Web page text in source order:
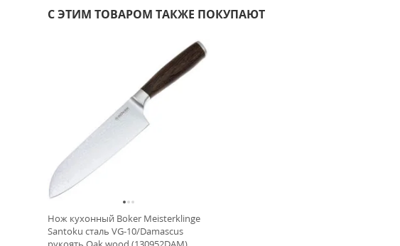
С ЭТИМ ТОВАРОМ ТАКЖЕ ПОКУПАЮТ
Нож кухонный Boker Meisterklinge
Santoku сталь VG-10/Damascus